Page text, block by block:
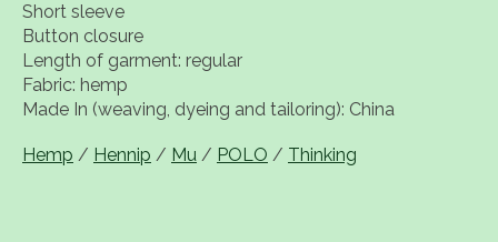
Short sleeve
Button closure
Length of garment: regular
Fabric: hemp
Made In (weaving, dyeing and tailoring): China
Hemp / Hennip / Mu / POLO / Thinking